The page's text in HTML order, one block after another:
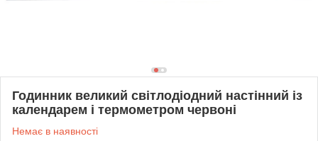
Годинник великий світлодіодний настінний із
календарем і термометром червоні
Немає в наявності